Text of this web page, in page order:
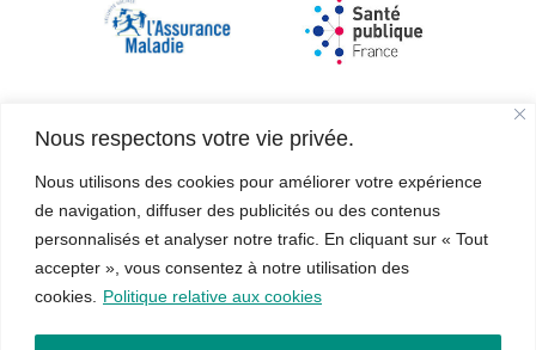
Nous respectons votre vie privée.
Nous utilisons des cookies pour améliorer votre expérience
de navigation, diffuser des publicités ou des contenus
personnalisés et analyser notre trafic. En cliquant sur « Tout
accepter », vous consentez à notre utilisation des
cookies.
Politique relative aux cookies